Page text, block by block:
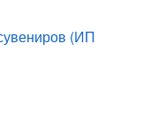
(ИП